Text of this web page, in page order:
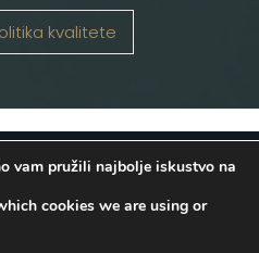
kvalitete
2026
. Configured
prava pridržana.
vam pružili najbolje iskustvo na
cookies we are using or